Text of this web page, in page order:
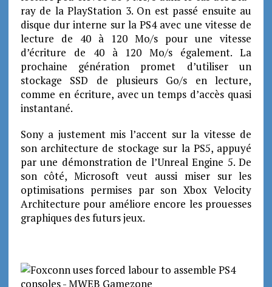
ray de la PlayStation 3. On est passé ensuite au
disque dur interne sur la PS4 avec une vitesse de
lecture de 40 à 120 Mo/s pour une vitesse
d’écriture de 40 à 120 Mo/s également. La
prochaine génération promet d’utiliser un
stockage SSD de plusieurs Go/s en lecture,
comme en écriture, avec un temps d’accès quasi
instantané.
Sony a justement mis l’accent sur la vitesse de
son architecture de stockage sur la PS5, appuyé
par une démonstration de l’Unreal Engine 5. De
son côté, Microsoft veut aussi miser sur les
optimisations permises par son Xbox Velocity
Architecture pour améliore encore les prouesses
graphiques des futurs jeux.